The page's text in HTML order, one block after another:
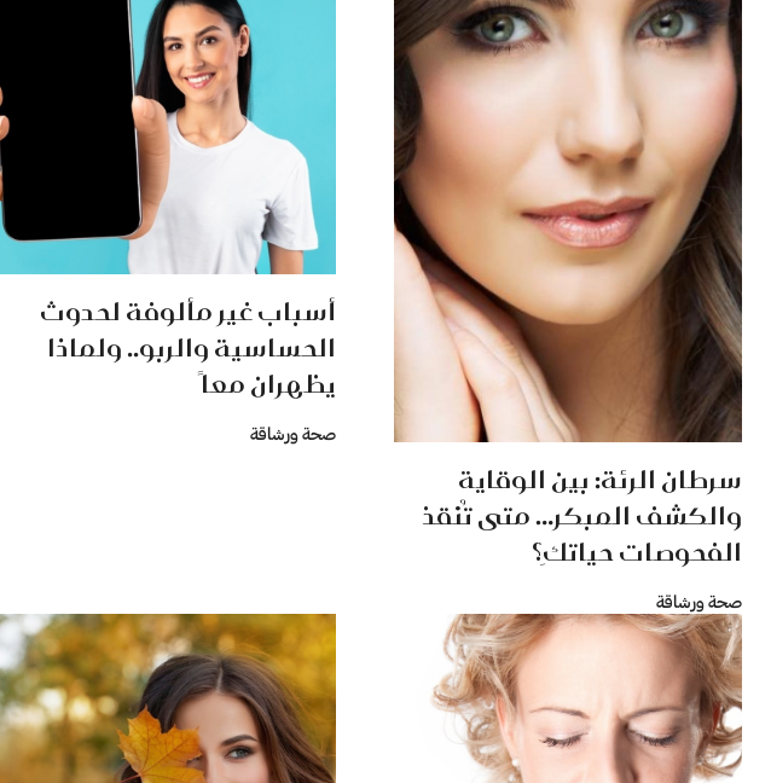
سرطان الرئة: بين الوقاية
والكشف المبكر… متى تُنقذ
الفحوصات حياتكِ؟
صحة ورشاقة
أسباب غير مألوفة لحدوث
الحساسية والربو.. ولماذا
يظهران معاً
صحة ورشاقة